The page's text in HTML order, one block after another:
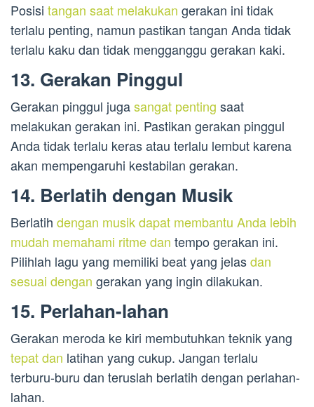
Posisi tangan saat melakukan gerakan ini tidak
terlalu penting, namun pastikan tangan Anda tidak
terlalu kaku dan tidak mengganggu gerakan kaki.
13. Gerakan Pinggul
Gerakan pinggul jugasangat penting saat
melakukan gerakan ini. Pastikan gerakan pinggul
Anda tidak terlalu keras atau terlalu lembut karena
akan mempengaruhi kestabilan gerakan.
14. Berlatih dengan Musik
Berlatih dengan musik dapat membantu Anda lebih
mudah memahami ritme dan tempo gerakan ini.
Pilihlah lagu yang memiliki beat yang jelasdan
sesuai dengan gerakan yang ingin dilakukan.
15. Perlahan-lahan
Gerakan meroda ke kiri membutuhkan teknik yang
tepat dan latihan yang cukup. Jangan terlalu
terburu-buru dan teruslah berlatih dengan perlahan-
lahan.